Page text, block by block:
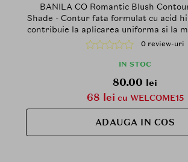
BANILA CO Romantic Blush
Shade - Contur fata formulat cu acid
contribuie la aplicarea uniforma si la
aspect confortabil al pielii
0 review-uri
IN STOC
80.00 lei
68 lei cu WELCOME15
ADAUGA IN COS